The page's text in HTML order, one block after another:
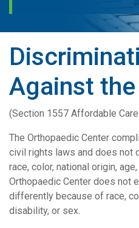
Against
(Section 1557 Affordable
The Orthopaedic Center
civil rights laws and does not
race, color, national origin,
Orthopaedic Center does not
differently because of race,
disability, or sex.